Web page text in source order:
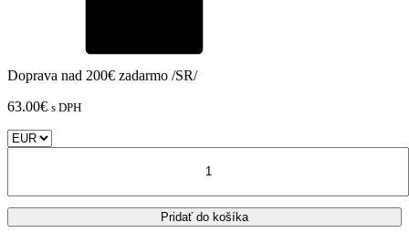
Doprava nad 200€ zadarmo /SR/
63.00€ s DPH
Pridať do košíka